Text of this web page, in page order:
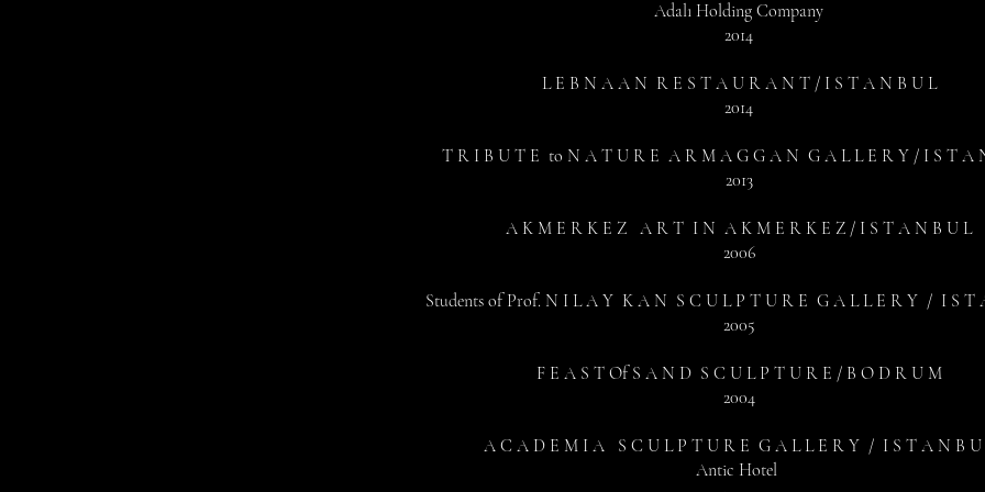
Adalı Holding Company
2014
L E B N A A N R E S T A U R A N T / I S T A N B U L
2014
T R I B U T E to N A T U R E A R M A G G A N G A L L E R Y / I S T A
2013
A K M E R K E Z A R T I N A K M E R K E Z / I S T A N B U L
2006
Students of Prof. N I L A Y K A N S C U L P T U R E G A L L E R Y / I S T
2005
F E A S T Of S A N D S C U L P T U R E / B O D R U M
2004
A C A D E M I A S C U L P T U R E G A L L E R Y / I S T A N B U
Antic Hotel